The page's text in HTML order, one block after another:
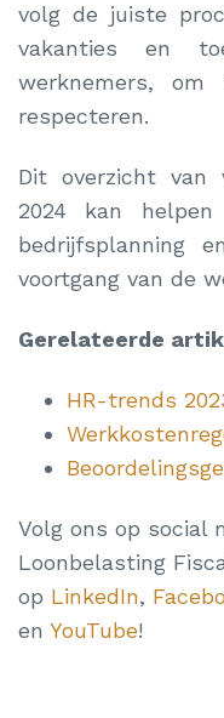
volg de juiste
vakanties en
werknemers,
respecteren.
Dit overzicht van
2024 kan
bedrijfsplanning
voortgang van de
Gerelateerde
HR-trends
Volg ons op social
Loonbelasting
op LinkedIn,
en YouTube!